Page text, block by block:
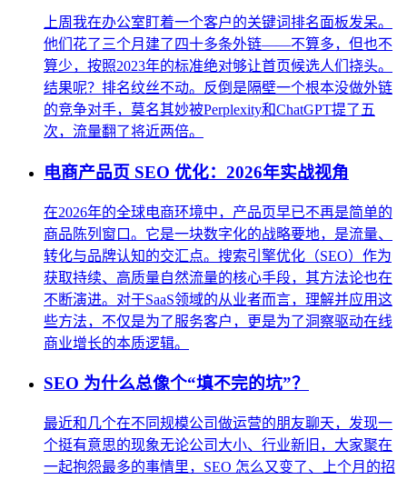
上周我在办公室盯着一个客户的关键词排名面板发呆。
他们花了三个月建了四十多条外链——不算多，但也不
算少，按照2023年的标准绝对够让首页候选人们挠头。
结果呢？排名纹丝不动。反倒是隔壁一个根本没做外链
的竞争对手，莫名其妙被Perplexity和ChatGPT提了五
次，流量翻了将近两倍。
电商产品页 SEO 优化：2026年实战视角
在2026年的全球电商环境中，产品页早已不再是简单的
商品陈列窗口。它是一块数字化的战略要地，是流量、
转化与品牌认知的交汇点。搜索引擎优化（SEO）作为
获取持续、高质量自然流量的核心手段，其方法论也在
不断演进。对于SaaS领域的从业者而言，理解并应用这
些方法，不仅是为了服务客户，更是为了洞察驱动在线
商业增长的本质逻辑。
SEO 为什么总像个“填不完的坑”？
最近和几个在不同规模公司做运营的朋友聊天，发现一
个挺有意思的现象无论公司大小、行业新旧，大家聚在
一起抱怨最多的事情里，SEO 怎么又变了、上个月的招